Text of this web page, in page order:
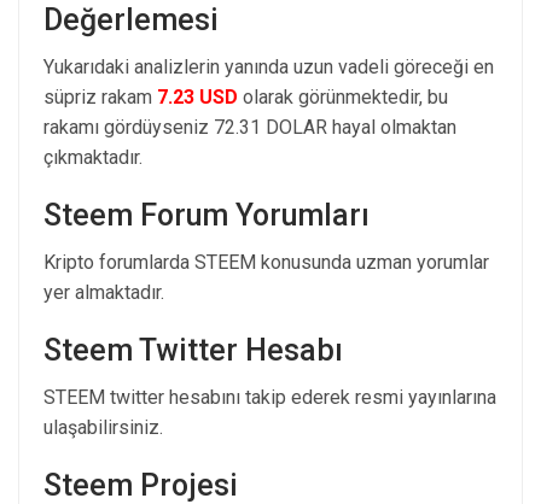
Değerlemesi
Yukarıdaki analizlerin yanında uzun vadeli göreceği en
süpriz rakam 7.23 USD olarak görünmektedir, bu
rakamı gördüyseniz 72.31 DOLAR hayal olmaktan
çıkmaktadır.
Steem Forum Yorumları
Kripto forumlarda STEEM konusunda uzman yorumlar
yer almaktadır.
Steem Twitter Hesabı
STEEM twitter hesabını takip ederek resmi yayınlarına
ulaşabilirsiniz.
Steem Projesi